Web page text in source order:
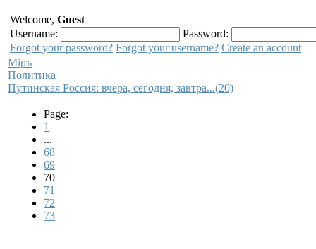
Welcome, Guest
Username:
Password:
Forgot your password? Forgot your username? Create an account
Мiръ
Политика
Путинская Россия: вчера, сегодня, завтра...(20)
Page:
1
...
68
69
70
71
72
73